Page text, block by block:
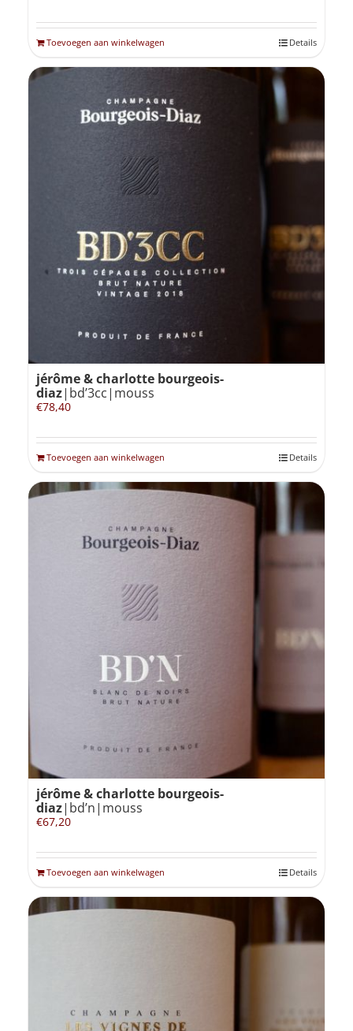
Toevoegen aan winkelwagen Details
jérôme & charlotte bourgeois-
diaz|bd’3cc|mouss
€78,40
Toevoegen aan winkelwagen Details
jérôme & charlotte bourgeois-
diaz|bd’n|mouss
€67,20
Toevoegen aan winkelwagen Details